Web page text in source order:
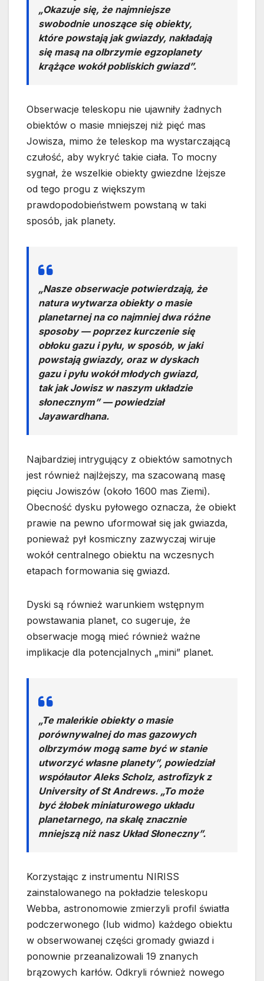
„Okazuje się, że najmniejsze
swobodnie unoszące się obiekty,
które powstają jak gwiazdy, nakładają
się masą na olbrzymie egzoplanety
krążące wokół pobliskich gwiazd”.
Obserwacje teleskopu nie ujawniły żadnych
obiektów o masie mniejszej niż pięć mas
Jowisza, mimo że teleskop ma wystarczającą
czułość, aby wykryć takie ciała. To mocny
sygnał, że wszelkie obiekty gwiezdne lżejsze
od tego progu z większym
prawdopodobieństwem powstaną w taki
sposób, jak planety.
„Nasze obserwacje potwierdzają, że
natura wytwarza obiekty o masie
planetarnej na co najmniej dwa różne
sposoby — poprzez kurczenie się
obłoku gazu i pyłu, w sposób, w jaki
powstają gwiazdy, oraz w dyskach
gazu i pyłu wokół młodych gwiazd,
tak jak Jowisz w naszym układzie
słonecznym” — powiedział
Jayawardhana.
Najbardziej intrygujący z obiektów samotnych
jest również najlżejszy, ma szacowaną masę
pięciu Jowiszów (około 1600 mas Ziemi).
Obecność dysku pyłowego oznacza, że ​​obiekt
prawie na pewno uformował się jak gwiazda,
ponieważ pył kosmiczny zazwyczaj wiruje
wokół centralnego obiektu na wczesnych
etapach formowania się gwiazd.
Dyski są również warunkiem wstępnym
powstawania planet, co sugeruje, że
obserwacje mogą mieć również ważne
implikacje dla potencjalnych „mini” planet.
„Te maleńkie obiekty o masie
porównywalnej do mas gazowych
olbrzymów mogą same być w stanie
utworzyć własne planety”, powiedział
współautor Aleks Scholz, astrofizyk z
University of St Andrews. „To może
być żłobek miniaturowego układu
planetarnego, na skalę znacznie
mniejszą niż nasz Układ Słoneczny”.
Korzystając z instrumentu NIRISS
zainstalowanego na pokładzie teleskopu
Webba, astronomowie zmierzyli profil światła
podczerwonego (lub widmo) każdego obiektu
w obserwowanej części gromady gwiazd i
ponownie przeanalizowali 19 znanych
brązowych karłów. Odkryli również nowego